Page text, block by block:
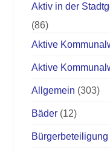
Aktiv in der
(86)
Aktive
Aktive
Allgemein (303)
Bäder (12)
Bürgerbeteiligung